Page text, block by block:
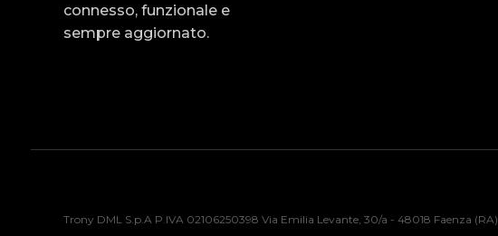
connesso, funzionale e
sempre aggiornato.
Trony DML S.p.A P.IVA 02106250398 Via Emilia Levante, 30/a - 48018 Faenza (RA)